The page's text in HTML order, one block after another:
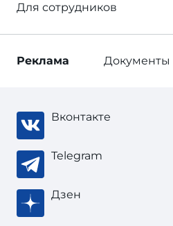
Для сотрудников
Реклама Документы
Вконтакте
Telegram
Дзен